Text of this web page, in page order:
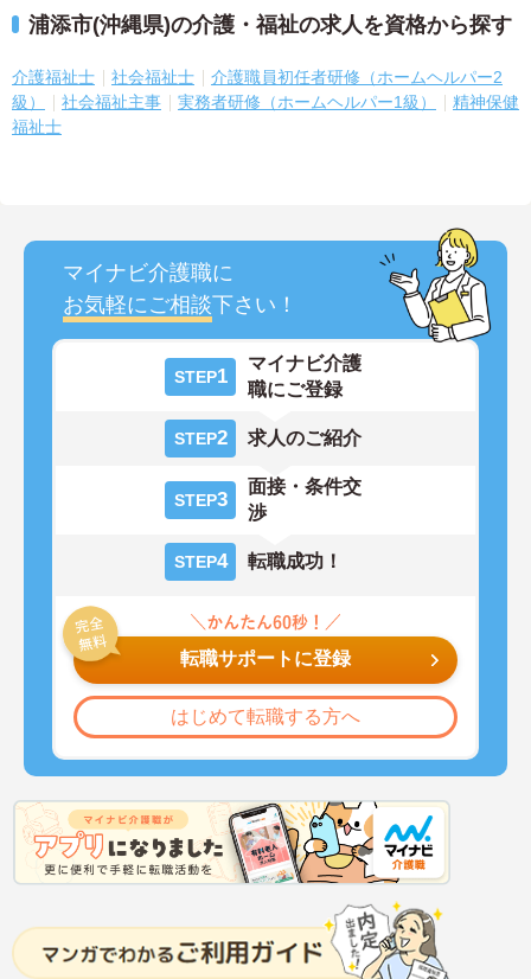
浦添市(沖縄県)の介護・福祉の求人を資格から探す
介護福祉士 社会福祉士
介護職員初任者研修（ホームヘルパー2
級）
社会福祉主事 実務者研修（ホームヘルパー1級）
精神保健
福祉士
マイナビ介護職に
お気軽にご相談下さい！
STEP1
マイナビ介護
職にご登録
STEP2 求人のご紹介
STEP3
面接・条件交
渉
STEP4 転職成功！
転職サポートに登録
はじめて転職する方へ